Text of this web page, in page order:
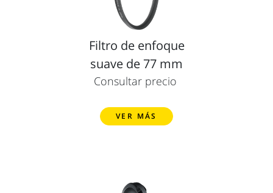
Filtro de enfoque
suave de 77 mm
Consultar precio
VER MÁS